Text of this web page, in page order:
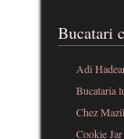
Bucatari
Adi
Bucataria
Chez
Cookie Jar